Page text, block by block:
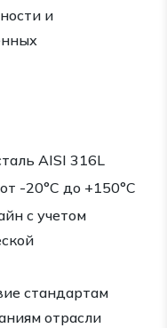
и
AISI 316L
-20°C до +150°C
с учетом
стандартам
отрасли